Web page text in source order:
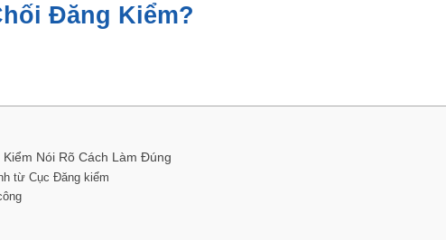
Đăng Kiểm?
Nói Rõ Cách Làm Đúng
từ Cục Đăng kiểm